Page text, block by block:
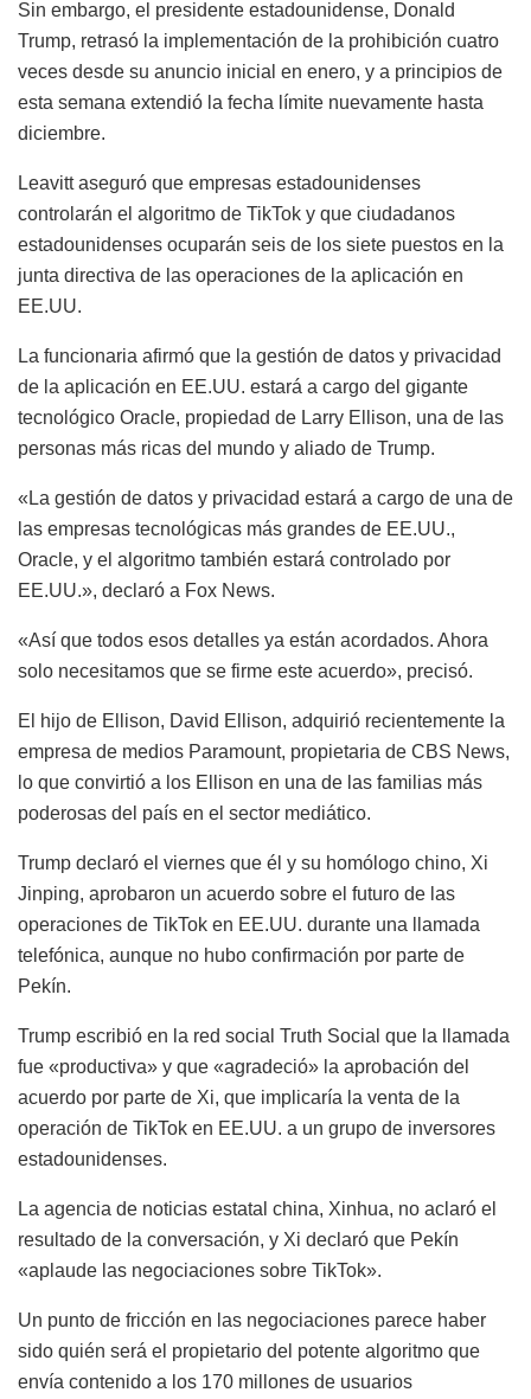
Sin embargo, el presidente estadounidense, Donald
Trump, retrasó la implementación de la prohibición cuatro
veces desde su anuncio inicial en enero, y a principios de
esta semana extendió la fecha límite nuevamente hasta
diciembre.
Leavitt aseguró que empresas estadounidenses
controlarán el algoritmo de TikTok y que ciudadanos
estadounidenses ocuparán seis de los siete puestos en la
junta directiva de las operaciones de la aplicación en
EE.UU.
La funcionaria afirmó que la gestión de datos y privacidad
de la aplicación en EE.UU. estará a cargo del gigante
tecnológico Oracle, propiedad de Larry Ellison, una de las
personas más ricas del mundo y aliado de Trump.
«La gestión de datos y privacidad estará a cargo de una de
las empresas tecnológicas más grandes de EE.UU.,
Oracle, y el algoritmo también estará controlado por
EE.UU.», declaró a Fox News.
«Así que todos esos detalles ya están acordados. Ahora
solo necesitamos que se firme este acuerdo», precisó.
El hijo de Ellison, David Ellison, adquirió recientemente la
empresa de medios Paramount, propietaria de CBS News,
lo que convirtió a los Ellison en una de las familias más
poderosas del país en el sector mediático.
Trump declaró el viernes que él y su homólogo chino, Xi
Jinping, aprobaron un acuerdo sobre el futuro de las
operaciones de TikTok en EE.UU. durante una llamada
telefónica, aunque no hubo confirmación por parte de
Pekín.
Trump escribió en la red social Truth Social que la llamada
fue «productiva» y que «agradeció» la aprobación del
acuerdo por parte de Xi, que implicaría la venta de la
operación de TikTok en EE.UU. a un grupo de inversores
estadounidenses.
La agencia de noticias estatal china, Xinhua, no aclaró el
resultado de la conversación, y Xi declaró que Pekín
«aplaude las negociaciones sobre TikTok».
Un punto de fricción en las negociaciones parece haber
sido quién será el propietario del potente algoritmo que
envía contenido a los 170 millones de usuarios